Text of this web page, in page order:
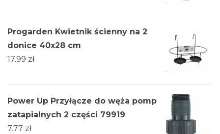
Progarden Kwietnik ścienny na 2
donice 40x28 cm
17.99 zł
Power Up Przyłącze do węża pomp
zatapialnych 2 części 79919
7.77 zł